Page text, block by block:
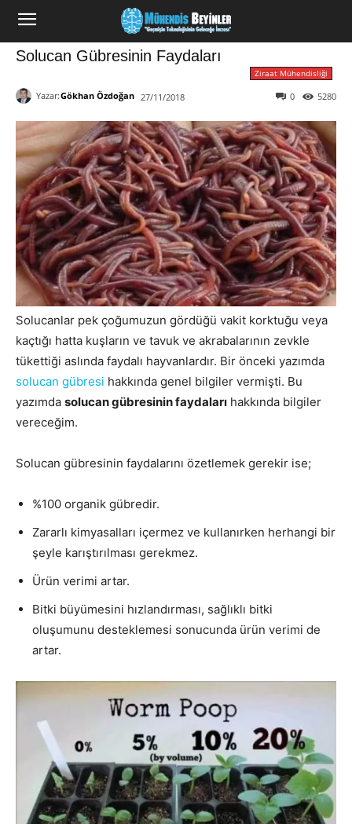
Solucan Gübresinin Faydaları
Ziraat Mühendisliği
Yazar:Gökhan Özdoğan 27/11/2018 5280
0
Solucanlar pek çoğumuzun gördüğü vakit korktuğu veya
kaçtığı hatta kuşların ve tavuk ve akrabalarının zevkle
tükettiği aslında faydalı hayvanlardır. Bir önceki yazımda
solucan gübresi hakkında genel bilgiler vermişti. Bu
yazımda solucan gübresinin faydaları hakkında bilgiler
vereceğim.
Solucan gübresinin faydalarını özetlemek gerekir ise;
%100 organik gübredir.
Zararlı kimyasalları içermez ve kullanırken herhangi bir
şeyle karıştırılması gerekmez.
Ürün verimi artar.
Bitki büyümesini hızlandırması, sağlıklı bitki
oluşumunu desteklemesi sonucunda ürün verimi de
artar.